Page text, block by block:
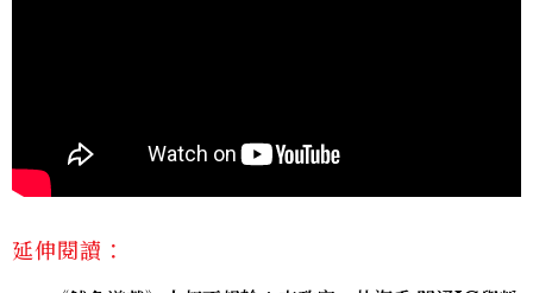
延伸閱讀：